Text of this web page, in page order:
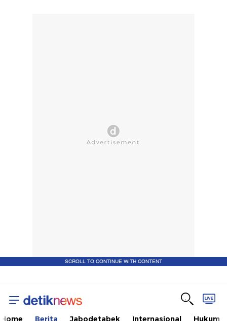
SCROLL TO CONTINUE WITH CONTENT
Home Berita Jabodetabek Internasional Hukum